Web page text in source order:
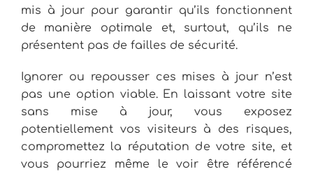
mis à jour pour garantir qu’ils fonctionnent
de manière optimale et, surtout, qu’ils ne
présentent pas de failles de sécurité.
Ignorer ou repousser ces mises à jour n’est
pas une option viable. En laissant votre site
sans mise à jour, vous exposez
potentiellement vos visiteurs à des risques,
compromettez la réputation de votre site, et
vous pourriez même le voir être référencé